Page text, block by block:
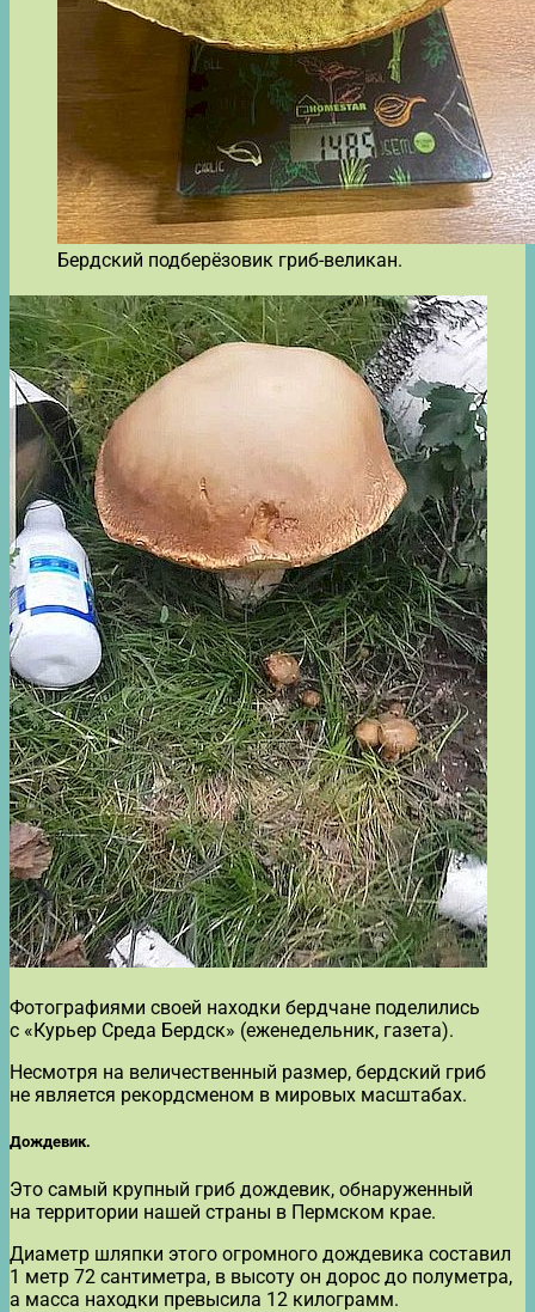
Бердский подберёзовик гриб-великан.
Фотографиями своей находки бердчане поделились
с «Курьер Среда Бердск» (еженедельник, газета).
Несмотря на величественный размер, бердский гриб
не является рекордсменом в мировых масштабах.
Дождевик.
Это самый крупный гриб дождевик, обнаруженный
на территории нашей страны в Пермском крае.
Диаметр шляпки этого огромного дождевика составил
1 метр 72 сантиметра, в высоту он дорос до полуметра,
а масса находки превысила 12 килограмм.